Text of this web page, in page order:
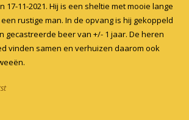
17-11-2021. Hij is een sheltie met mooie lange
rustige man. In de opvang is hij gekoppeld
gecastreerde beer van +/- 1 jaar. De heren
vinden samen en verhuizen daarom ook